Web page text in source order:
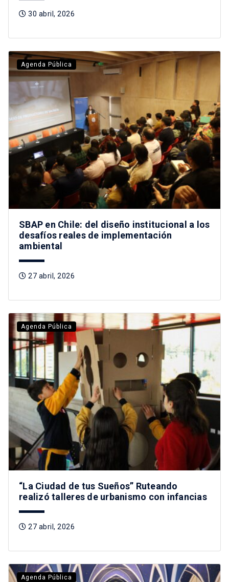
30 abril, 2026
Agenda Pública
SBAP en Chile: del diseño institucional a los
desafíos reales de implementación
ambiental
27 abril, 2026
Agenda Pública
“La Ciudad de tus Sueños” Ruteando
realizó talleres de urbanismo con infancias
27 abril, 2026
Agenda Pública